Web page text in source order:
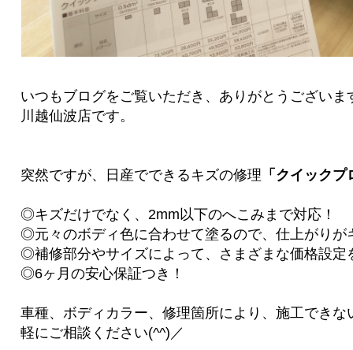
いつもブログをご覧いただき、ありがとうございま
川越仙波店です。
突然ですが、日産でできるキズの修理 「クイック
◎キズだけでなく、2mm以下のへこみまで対応！
◎元々のボディ色に合わせて塗るので、仕上がりが
◎補修部分やサイズによって、さまざまな価格設定
◎6ヶ月の安心保証つき！
車種、ボディカラー、修理箇所により、施工でき
軽にご相談ください(^^)／